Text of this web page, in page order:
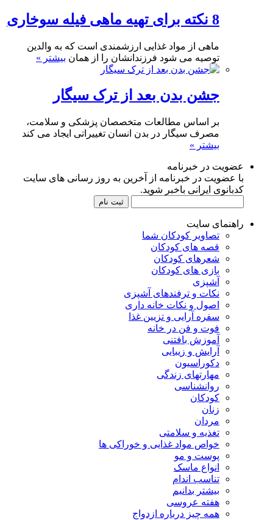
8 نکته برای تهیه ماهی فیله سوخاری
ماهی از مواد غذایی ارزشمندی است که به والدین
توصیه می شود فرزندانشان را از همان بیشتر »
جشن بدن بعد از ترک سیگار
بر اساس مطالعات متخصصان پزشکی و سلامت،
مصرف سیگار در بدن انسان تغییراتی ایجاد می کند
بیشتر »
عضویت در خبرنامه
با عضویت در خبرنامه از آخرین به روز رسانی های سایت
کدبانوی ایرانی باخبر شوید.
راهنمای سایت
تصاویر کودکان شما
قصه های کودکان
شعرهای کودکان
بازی های کودکان
آشپزی
نکات و ترفندهای آشپزی
اصول و نکات خانه داری
سفره آرایی و تزیین غذا
فوت و فن در خانه
آموزش بافتنی
آرایش و زیبایی
دکوراسیون
مهارتهای زندگی
روانشناسی
کودکان
زنان
مردان
تغذیه و سلامتی
خواص مواد غذایی و خوراکی ها
پوست و مو
انواع ماسک
تناسب اندام
بیشتر بدانیم
هفته عروسی
همه چیز درباره ازدواج